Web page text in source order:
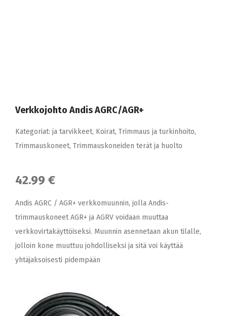
Verkkojohto Andis AGRC/AGR+
Kategoriat: ja tarvikkeet, Koirat, Trimmaus ja turkinhoito,
Trimmauskoneet, Trimmauskoneiden terät ja huolto
42.99 €
Andis AGRC / AGR+ verkkomuunnin, jolla Andis-
trimmauskoneet AGR+ ja AGRV voidaan muuttaa
verkkovirtakäyttöiseksi. Muunnin asennetaan akun tilalle,
jolloin kone muuttuu johdolliseksi ja sitä voi käyttää
yhtäjaksoisesti pidempään